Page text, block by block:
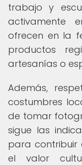
trabajo y
activamente
ofrecen en la
productos
artesanías o
Además,
costumbres
de tomar
sigue las
para contribuir
el valor